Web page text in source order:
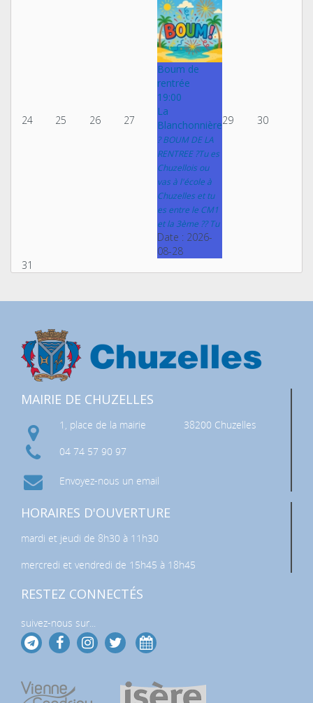
24 25 26 27
Boum de
rentrée
19:00
La
Blanchonnière
? BOUM DE LA
RENTREE ?Tu es
Chuzellois ou
vas à l'école à
Chuzelles et tu
es entre le CM1
et la 3ème ?? Tu
Date : 2026-
08-28
29 30
31
MAIRIE DE CHUZELLES
1, place de la mairie
38200 Chuzelles
04 74 57 90 97
Envoyez-nous un email
HORAIRES D'OUVERTURE
mardi et jeudi de 8h30 à 11h30
mercredi et vendredi de 15h45 à 18h45
RESTEZ CONNECTÉS
suivez-nous sur...